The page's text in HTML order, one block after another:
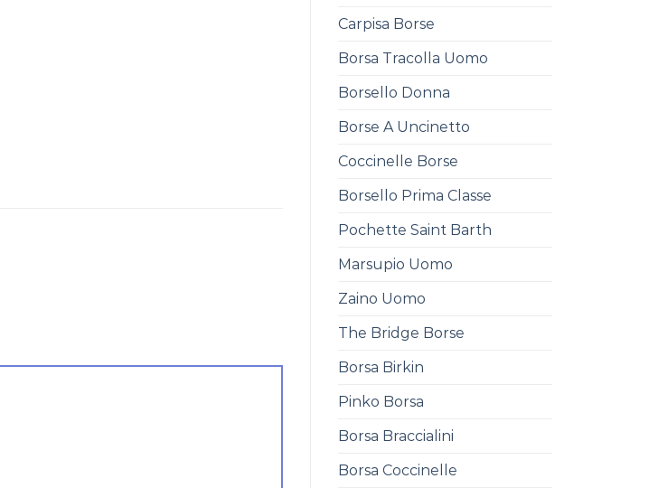
Carpisa Borse
Borsa Tracolla Uomo
Borsello Donna
Borse A Uncinetto
Coccinelle Borse
Borsello Prima Classe
Pochette Saint Barth
Marsupio Uomo
Zaino Uomo
The Bridge Borse
Borsa Birkin
Pinko Borsa
Borsa Braccialini
Borsa Coccinelle